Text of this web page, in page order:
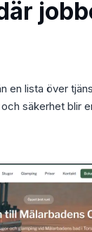
en lista över
säkerhet blir